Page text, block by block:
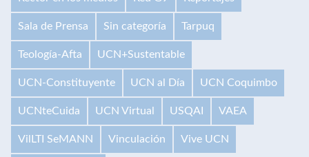
Sala de Prensa Sin categoría Tarpuq
Teología-Afta UCN+Sustentable
UCN-Constituyente UCN al Día UCN Coquimbo
UCNteCuida UCN Virtual USQAI VAEA
VilLTI SeMANN Vinculación Vive UCN